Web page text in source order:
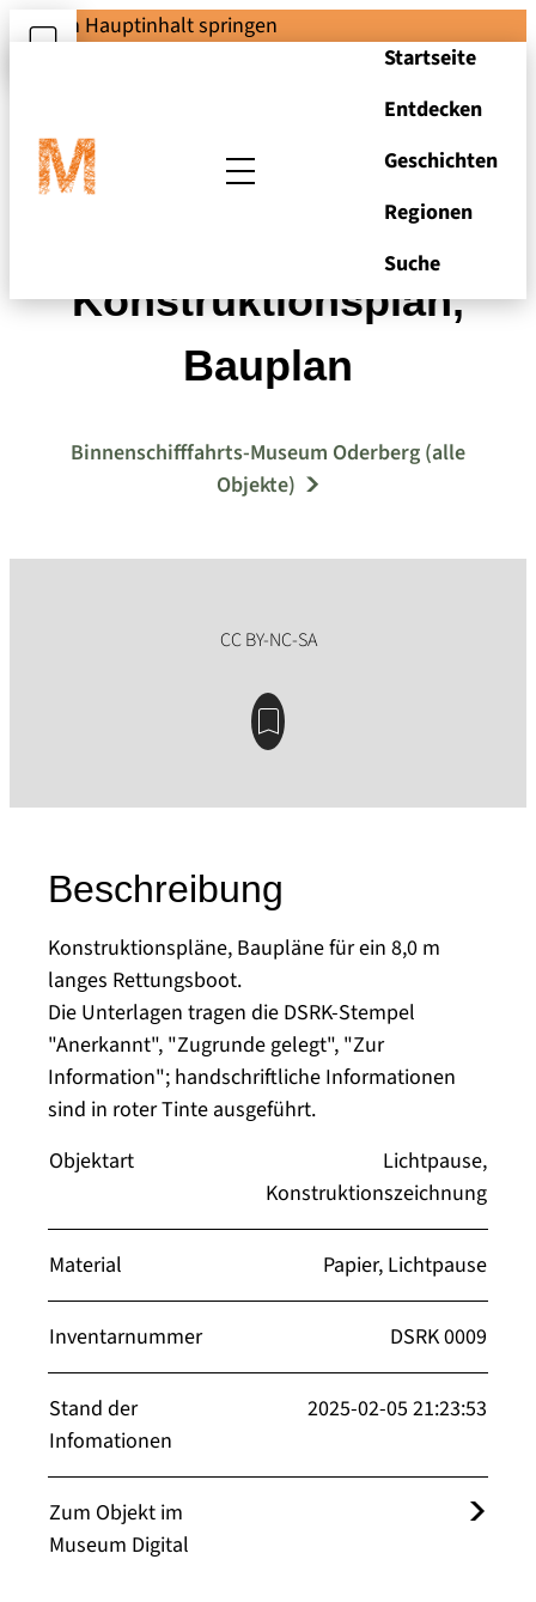
Zum Hauptinhalt springen
Startseite
Entdecken
Geschichten
Regionen
Suche
8,0 m Rettungsboot,
Konstruktionsplan,
Bauplan
Binnenschifffahrts-Museum Oderberg (alle
Objekte)
Beschreibung
Konstruktionspläne, Baupläne für ein 8,0 m
langes Rettungsboot.
Die Unterlagen tragen die DSRK-Stempel
"Anerkannt", "Zugrunde gelegt", "Zur
Information"; handschriftliche Informationen
sind in roter Tinte ausgeführt.
Objektart
Lichtpause,
Konstruktionszeichnung
Material Papier, Lichtpause
Inventarnummer DSRK 0009
Stand der
Infomationen
2025-02-05 21:23:53
Zum Objekt im
Museum Digital